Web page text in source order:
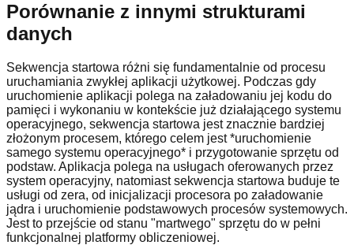
Porównanie z innymi strukturami
danych
Sekwencja startowa różni się fundamentalnie od procesu
uruchamiania zwykłej aplikacji użytkowej. Podczas gdy
uruchomienie aplikacji polega na załadowaniu jej kodu do
pamięci i wykonaniu w kontekście już działającego systemu
operacyjnego, sekwencja startowa jest znacznie bardziej
złożonym procesem, którego celem jest *uruchomienie
samego systemu operacyjnego* i przygotowanie sprzętu od
podstaw. Aplikacja polega na usługach oferowanych przez
system operacyjny, natomiast sekwencja startowa buduje te
usługi od zera, od inicjalizacji procesora po załadowanie
jądra i uruchomienie podstawowych procesów systemowych.
Jest to przejście od stanu "martwego" sprzętu do w pełni
funkcjonalnej platformy obliczeniowej.